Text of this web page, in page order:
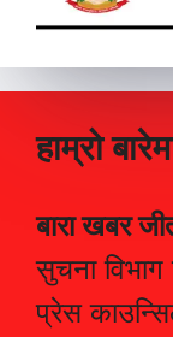
हाम्रो
बारा खबर
सुचना विभाग
प्रेस